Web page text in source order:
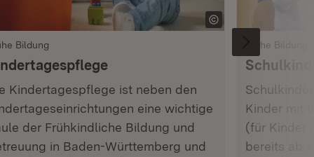
Bildung
Kindertagespflege ist neben den
eine wichtige
der Frühkindliche Bildung und
in Baden-Württemberg und
Frühe Bildung
Kinder mit
(für Kinder
bereits ab